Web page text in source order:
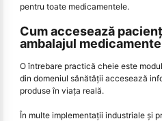
pentru toate medicamentele.
Cum accesează
ambalajul
O întrebare practică cheie este
din domeniul sănătății accesează
produse în viața reală.
În multe implementații industriale și